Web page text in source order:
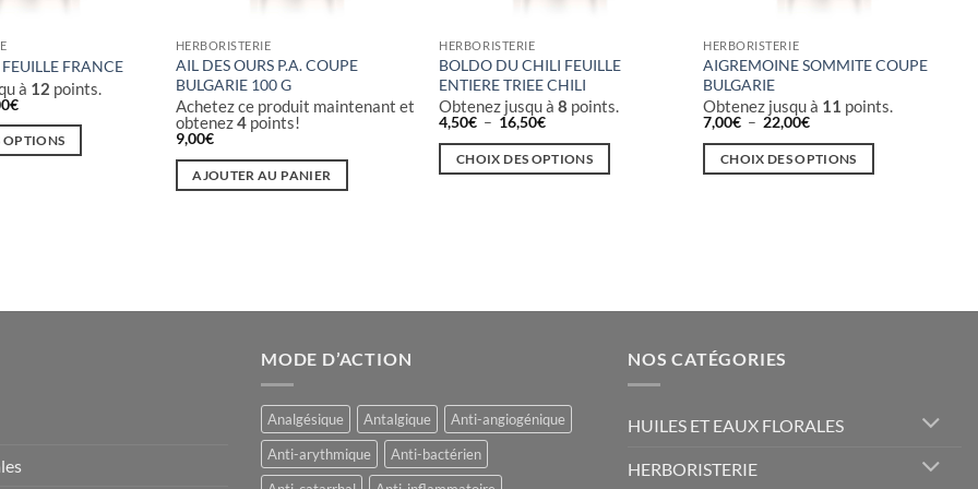
FRANCE
à 12 points.
€Plage
prix :
7,00€
OPTIONS
HERBORISTERIE
AIL DES OURS P.A. COUPE
BULGARIE 100 G
Achetez ce produit maintenant et
obtenez4points!
9,00€
AJOUTER AU PANIER
HERBORISTERIE
BOLDO DU CHILI FEUILLE
ENTIERE TRIEE CHILI
Obtenez jusqu à8 points.
4,50€ – 16,50€Plage
prix :
4,50€
CHOIX DES OPTIONS
Les
choisies
sur
la
HERBORISTERIE
AIGREMOINE SOMMITE COUPE
BULGARIE
Obtenez jusqu à 11 points.
7,00€ – 22,00€Plage
prix :
7,00€
CHOIX DES OPTIONS
Les
peuvent
sur
la
MODE D’ACTION
Analgésique Antalgique
Anti-angiogénique
Anti-arythmique
Anti-bactérien
NOS CATÉGORIES
HUILES ET EAUX FLORALES
HERBORISTERIE